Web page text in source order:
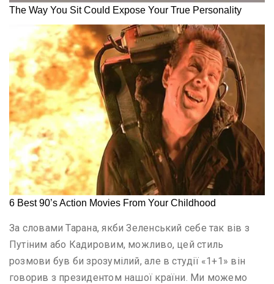
За словами Тарана, якби Зеленський себе так вів з
Путіним або Кадировим, можливо, цей стиль
розмови був би зрозумілий, але в студії «1+1» він
говорив з президентом нашої країни. Ми можемо